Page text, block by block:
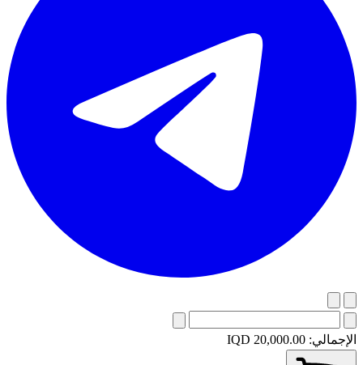
الإجمالي: IQD 20,000.00